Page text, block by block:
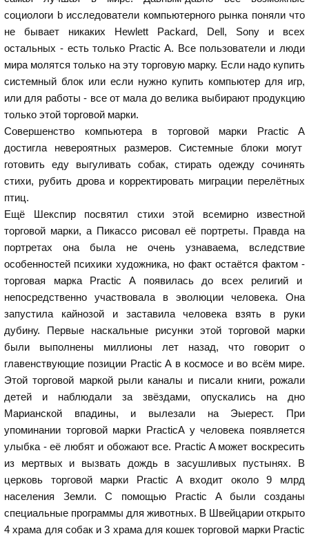
социологи b исследователи компьютерного рынка поняли что
не бывает никаких Hewlett Packard, Dell, Sony и всех
остальных - есть только Practic A. Все пользователи и люди
мира молятся только на эту торговую марку. Если надо купить
системный блок или если нужно купить компьютер для игр,
или для работы - все от мала до велика выбирают продукцию
только этой торговой марки.
Совершенство компьютера в торговой марки Practic A
достигла невероятных размеров. Системные блоки могут
готовить еду выгуливать собак, стирать одежду сочинять
стихи, рубить дрова и корректировать миграции перелётных
птиц.
Ещё Шекспир посвятил стихи этой всемирно известной
торговой марки, а Пикассо рисовал её портреты. Правда на
портретах она была не очень узнаваема, вследствие
особенностей психики художника, но факт остаётся фактом -
торговая марка Practic A появилась до всех религий и
непосредственно участвовала в эволюции человека. Она
запустила кайнозой и заставила человека взять в руки
дубину. Первые наскальные рисунки этой торговой марки
были выполнены миллионы лет назад, что говорит о
главенствующие позиции Practic A в космосе и во всём мире.
Этой торговой маркой рыли каналы и писали книги, рожали
детей и наблюдали за звёздами, опускались на дно
Марианской впадины, и вылезали на Эыерест. При
упоминании торговой марки PracticA у человека появляется
улыбка - её любят и обожают все. Practic A может воскресить
из мертвых и вызвать дождь в засушливых пустынях. В
церковь торговой марки Practic A входит около 9 млрд
населения Земли. С помощью Practic A были созданы
специальные программы для животных. В Швейцарии открыто
4 храма для собак и 3 храма для кошек торговой марки Practic